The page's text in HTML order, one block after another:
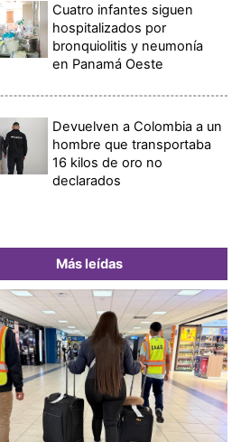
Cuatro infantes siguen
hospitalizados por
bronquiolitis y neumonía
en Panamá Oeste
Devuelven a Colombia a un
hombre que transportaba
16 kilos de oro no
declarados
Más leídas